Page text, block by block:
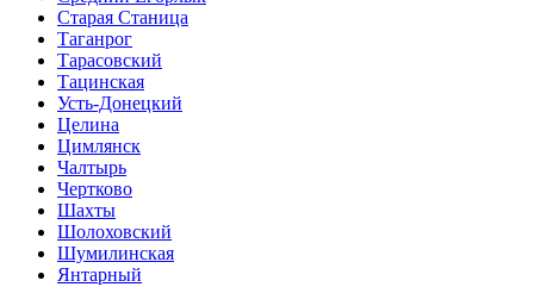
Старая Станица
Таганрог
Тарасовский
Тацинская
Усть-Донецкий
Целина
Цимлянск
Чалтырь
Чертково
Шахты
Шолоховский
Шумилинская
Янтарный